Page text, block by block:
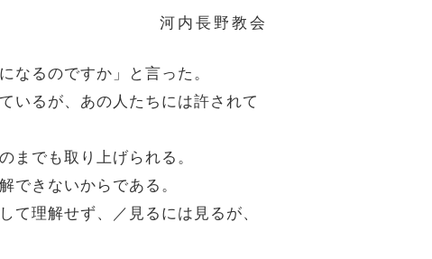
河内長野教会
なるのですか」と言った。
いるが、あの人たちには許されて
までも取り上げられる。
できないからである。
て理解せず、／見るには見るが、